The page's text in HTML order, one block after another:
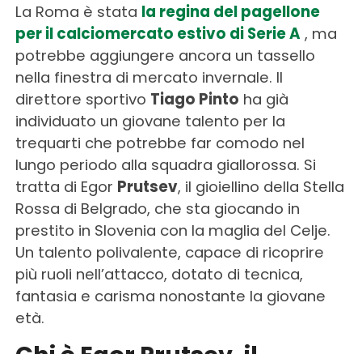
La Roma è stata la regina del pagellone
per il calciomercato estivo di Serie A, ma
potrebbe aggiungere ancora un tassello
nella finestra di mercato invernale. Il
direttore sportivo Tiago Pinto ha già
individuato un giovane talento per la
trequarti che potrebbe far comodo nel
lungo periodo alla squadra giallorossa. Si
tratta di Egor Prutsev, il gioiellino della Stella
Rossa di Belgrado, che sta giocando in
prestito in Slovenia con la maglia del Celje.
Un talento polivalente, capace di ricoprire
più ruoli nell’attacco, dotato di tecnica,
fantasia e carisma nonostante la giovane
età.